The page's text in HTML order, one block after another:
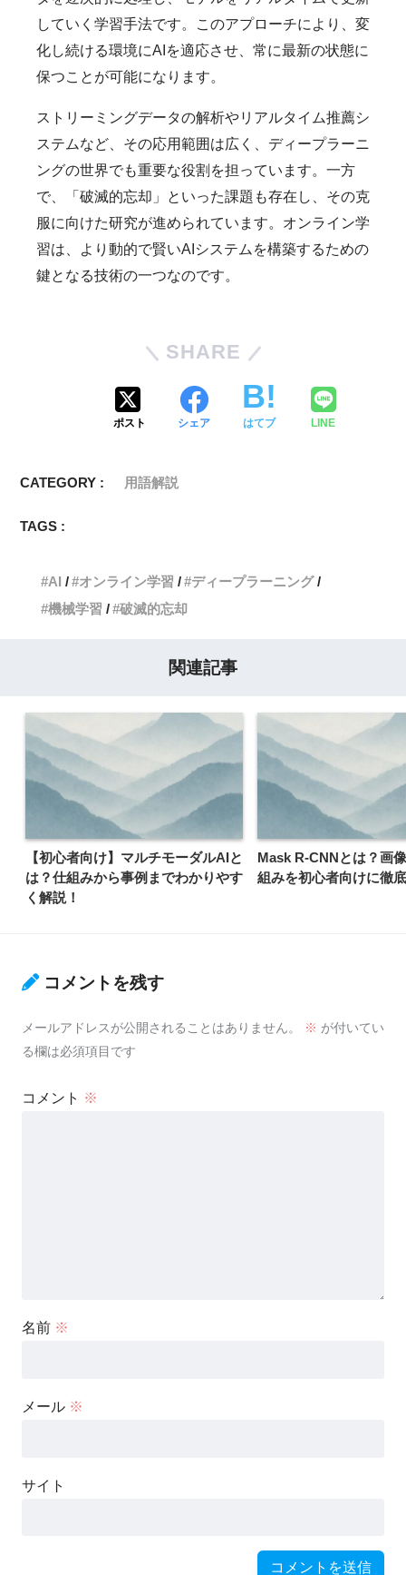
していく学習手法です。このアプローチにより、変
化し続ける環境にAIを適応させ、常に最新の状態に
保つことが可能になります。
ストリーミングデータの解析やリアルタイム推薦シ
ステムなど、その応用範囲は広く、ディープラーニ
ングの世界でも重要な役割を担っています。一方
で、「破滅的忘却」といった課題も存在し、その克
服に向けた研究が進められています。オンライン学
習は、より動的で賢いAIシステムを構築するための
鍵となる技術の一つなのです。
SHARE
ポスト シェア はてブ LINE
CATEGORY : 用語解説
TAGS :
AI オンライン学習
ディープラーニング
機械学習
破滅的忘却
関連記事
【初心者向け】マルチモーダルAIと
は？仕組みから事例までわかりやす
く解説！
Mask R-CNNとは？画
組みを初心者向けに徹
コメントを残す
メールアドレスが公開されることはありません。 ※ が付いてい
る欄は必須項目です
コメント ※
名前 ※
メール ※
サイト